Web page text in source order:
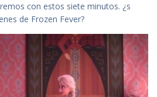
con estos siete minutos. ¿s
de Frozen Fever?